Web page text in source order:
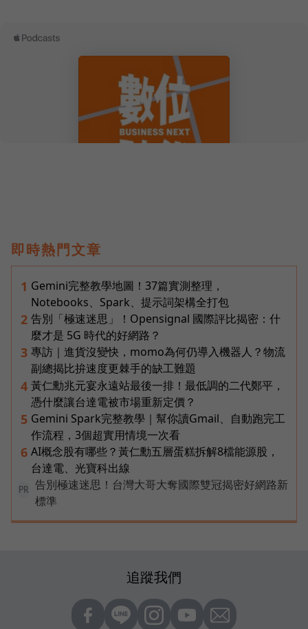
即時熱門文章
1 Gemini完整教學地圖！37篇實測整理，
Notebooks、Spark、提示詞架構全打包
2 告別「極速迷思」！Opensignal 國際評比揭密：什
麼才是 5G 時代的好網路？
3 專訪｜進貨沒變快，momo為何仍導入機器人？物流
副總揭比拚速度更棘手的缺工難題
4 黃仁勳兆元宴永遠站最後一排！最低調的二代鄭平，
憑什麼讓台達電被市場重新定價？
5 Gemini Spark完整教學｜幫你讀Gmail、自動跑完工
作流程，3個超實用情境一次看
6 AI概念股有哪些？黃仁勳五層蛋糕拆解8檔能源股，
台達電、光寶科出線
PR
告別極速迷思！台灣大哥大奪國際雙冠揭密好網路新
標準
追蹤我們